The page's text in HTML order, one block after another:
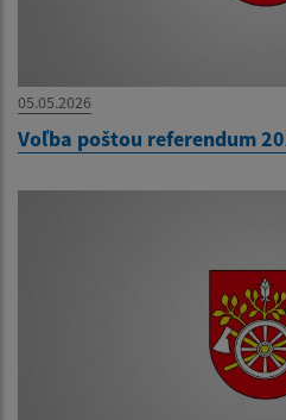
05.05.2026
Voľba poštou referendum